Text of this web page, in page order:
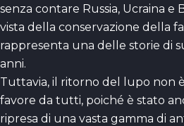
senza contare Russia, Ucraina e
vista della conservazione della
rappresenta una delle storie di
anni.
Tuttavia, il ritorno del lupo non
favore da tutti, poiché è stato
ripresa di una vasta gamma di